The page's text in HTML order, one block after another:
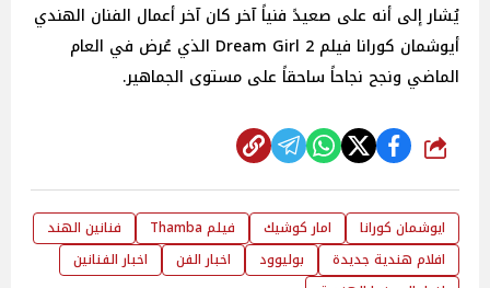
يُشار إلى أنه على صعيدً فنياً آخر كان آخر أعمال الفنان الهندي
أيوشمان كورانا فيلم Dream Girl 2 الذي عُرض في العام
الماضي ونجح نجاحاً ساحقاً على مستوى الجماهير.
شارك
ايوشمان كورانا امار كوشيك فيلم Thamba
فنانين الهند
افلام هندية جديدة
بوليوود اخبار الفن
اخبار الفنانين